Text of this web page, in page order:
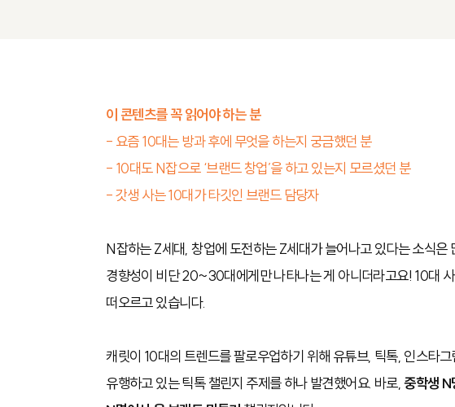
이 콘텐츠를 꼭 읽어야 하는 분
- 요즘 10대는 방과 후에 무엇을 하는지 궁금했던 분
- 10대도 N잡으로 ‘브랜드 창업’을 하고 있는지 모르셨던 분
- 갓생 사는 10대가 타깃인 브랜드 담당자
N잡하는 Z세대, 창업에 도전하는 Z세대가 늘어나고 있다는 소식은
경향성이 비단 20~30대에게만 나타나는 게 아니더라고요! 10대 사
떠오르고 있습니다.
캐릿이 10대의 트렌드를 팔로우업하기 위해 유튜브, 틱톡, 인스타
유행하고 있는 틱톡 챌린지 주제를 하나 발견했어요. 바로,중학생 N